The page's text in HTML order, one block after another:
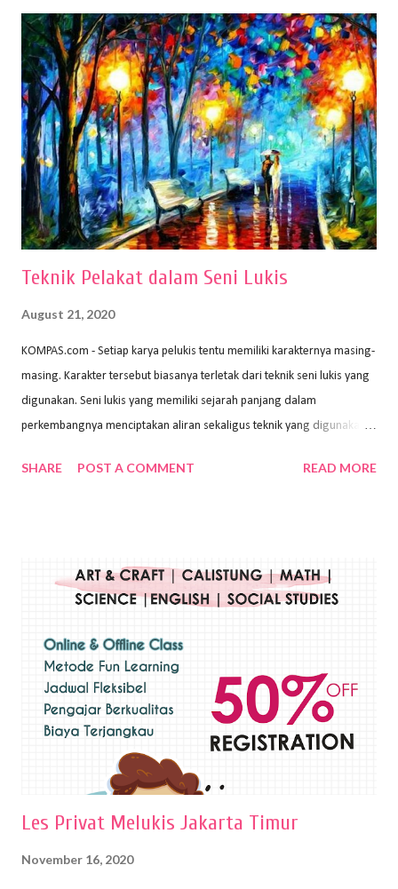
memiliki spesifikasi berbeda sesuai jenisnya. Berikut peralatan
menggambar bentuk: 1. Kertas Gambar Kegiatan menggambar
membutuhkan kertas yang baik agar proses pembuatan gambar lebih
nyaman dan maksimal. Bahan kertas yang baik salah satu syaratnya
adalah tidak mudah sobek, mengingat menggambar merupakan
proses menggores dan menghapus. Kertas adalah bahan yang paling
ideal digunakan untuk menggambar. Dalam menggambar
menggunakan pen...
Teknik Pelakat dalam Seni Lukis
August 21, 2020
KOMPAS.com - Setiap karya pelukis tentu memiliki karakternya masing-
masing. Karakter tersebut biasanya terletak dari teknik seni lukis yang
digunakan. Seni lukis yang memiliki sejarah panjang dalam
perkembangnya menciptakan aliran sekaligus teknik yang digunakan.
Wayan Kun Adnyana, teknik yang berbeda tentunya akan
menggunakan bahan dasar cat air, cat akrilik, atau cat minyak dengan
sapuan warna cat yang tebal. Dengan memberikan sapuan warna
pelukis untuk menghasilkan lukisan yang mempesona dan tentunya
bernilai tinggi. Ciri teknik plakat Ciri-ciri teknik plakat, yaitu: Sapuan
warna yang kental dan tebal. Hasil lukisan menutupi seluruh bagian
medianya Mem...
SHARE POST A COMMENT READ MORE
Les Privat Melukis Jakarta Timur
November 16, 2020